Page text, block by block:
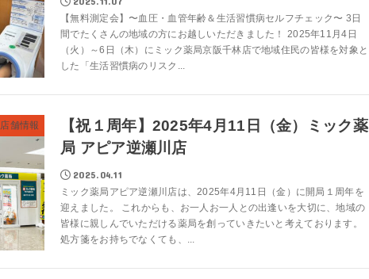
【無料測定会】〜血圧・血管年齢＆生活習慣病セルフチェック〜 3日
間でたくさんの地域の方にお越しいただきました！ 2025年11月4日
（火）～6日（木）にミック薬局京阪千林店で地域住民の皆様を対象と
した「生活習慣病のリスク...
店舗情報
【祝１周年】2025年4月11日（金）ミック薬
局 アピア逆瀬川店
2025.04.11
ミック薬局アピア逆瀬川店は、2025年4月11日（金）に開局１周年を
迎えました。 これからも、お一人お一人との出逢いを大切に、地域の
皆様に親しんでいただける薬局を創っていきたいと考えております。
処方箋をお持ちでなくても、...